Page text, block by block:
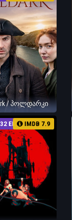
/ პოლდარკი
32 EP IMDB 7.9